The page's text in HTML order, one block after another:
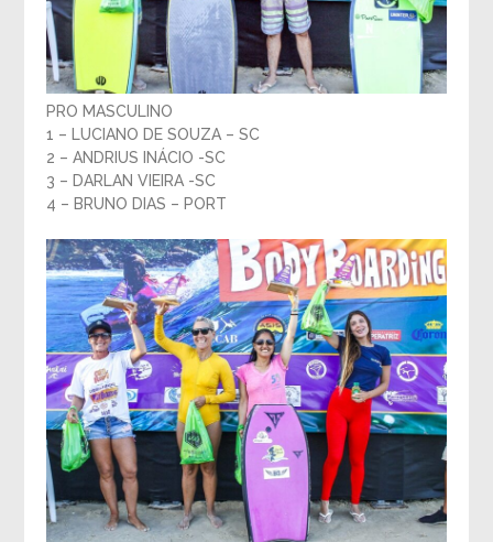
PRO MASCULINO
1 – LUCIANO DE SOUZA – SC
2 – ANDRIUS INÁCIO -SC
3 – DARLAN VIEIRA -SC
4 – BRUNO DIAS – PORT